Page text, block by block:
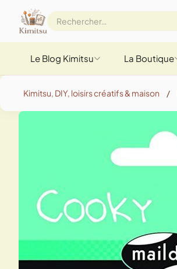
Le Blog Kimitsu La Boutique
Kimitsu, DIY, loisirs créatifs & maison /